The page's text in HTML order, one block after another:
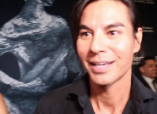
parejas famosas
Novamas » Gente